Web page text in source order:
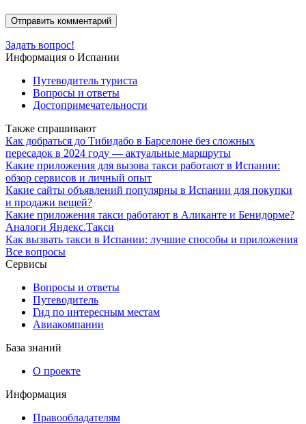
Задать вопрос!
Информация о Испании
Путеводитель туриста
Вопросы и ответы
Достопримечательности
Также спрашивают
Как добраться до Тибидабо в Барселоне без сложных
пересадок в 2024 году — актуальные маршруты
Какие приложения для вызова такси работают в Испании:
обзор сервисов и личный опыт
Какие сайты объявлений популярны в Испании для покупки
и продажи вещей?
Какие приложения такси работают в Аликанте и Бенидорме?
Аналоги Яндекс.Такси
Как вызвать такси в Испании: лучшие способы и приложения
Все вопросы
Сервисы
Вопросы и ответы
Путеводитель
Гид по интересным местам
Авиакомпании
База знаний
О проекте
Информация
Правообладателям